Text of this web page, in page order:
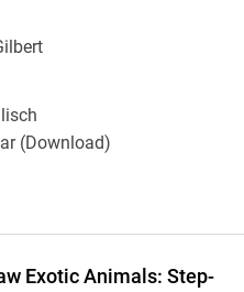
(Download)
Exotic Animals: Step-